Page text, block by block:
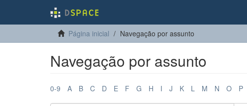
Página inicial Navegação por assunto
Navegação por assunto
0-9 A B C D E F G H I J K L M N O P